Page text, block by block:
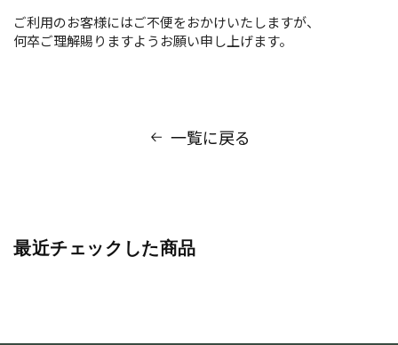
ご利用のお客様にはご不便をおかけいたしますが、
何卒ご理解賜りますようお願い申し上げます。
一覧に戻る
最近チェックした商品